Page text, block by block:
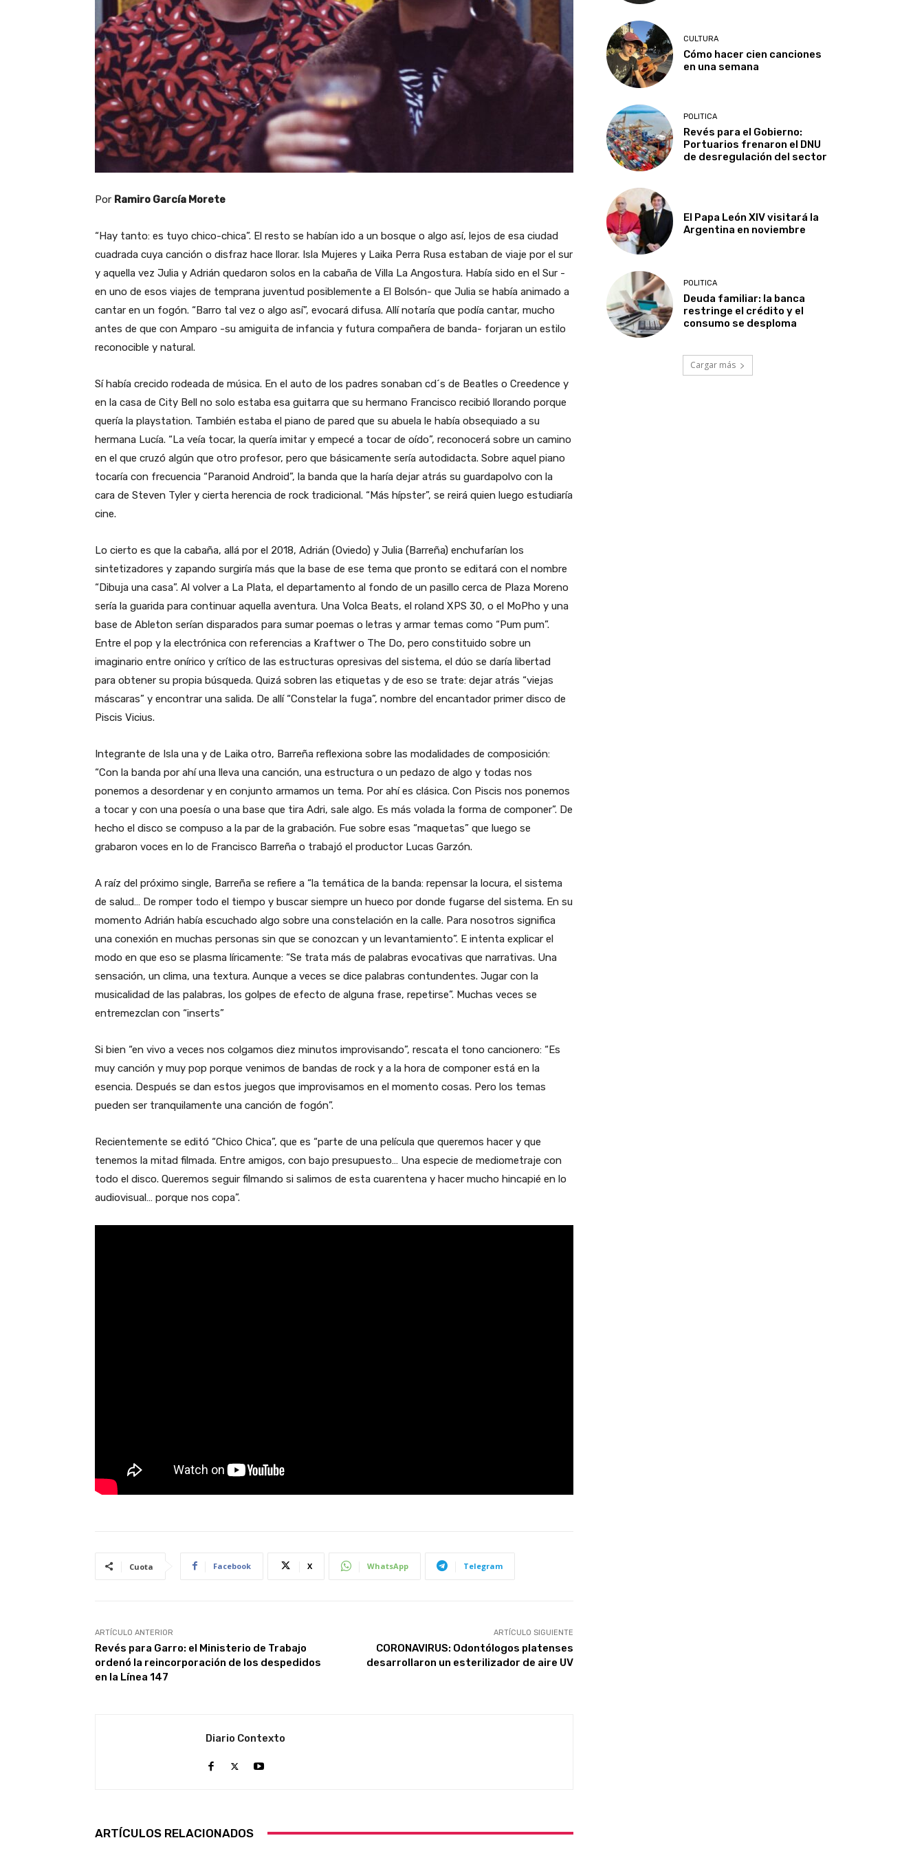
Por Ramiro García Morete
“Hay tanto: es tuyo chico-chica”. El resto se habían ido a un bosque o algo así, lejos de esa ciudad
cuadrada cuya canción o disfraz hace llorar. Isla Mujeres y Laika Perra Rusa estaban de viaje por el sur
y aquella vez Julia y Adrián quedaron solos en la cabaña de Villa La Angostura. Había sido en el Sur -
en uno de esos viajes de temprana juventud posiblemente a El Bolsón- que Julia se había animado a
cantar en un fogón. “Barro tal vez o algo así”, evocará difusa. Allí notaría que podía cantar, mucho
antes de que con Amparo -su amiguita de infancia y futura compañera de banda- forjaran un estilo
reconocible y natural.
Sí había crecido rodeada de música. En el auto de los padres sonaban cd´s de Beatles o Creedence y
en la casa de City Bell no solo estaba esa guitarra que su hermano Francisco recibió llorando porque
quería la playstation. También estaba el piano de pared que su abuela le había obsequiado a su
hermana Lucía. “La veía tocar, la quería imitar y empecé a tocar de oído”, reconocerá sobre un camino
en el que cruzó algún que otro profesor, pero que básicamente sería autodidacta. Sobre aquel piano
tocaría con frecuencia “Paranoid Android”, la banda que la haría dejar atrás su guardapolvo con la
cara de Steven Tyler y cierta herencia de rock tradicional. “Más hípster”, se reirá quien luego estudiaría
cine.
Lo cierto es que la cabaña, allá por el 2018, Adrián (Oviedo) y Julia (Barreña) enchufarían los
sintetizadores y zapando surgiría más que la base de ese tema que pronto se editará con el nombre
“Dibuja una casa”. Al volver a La Plata, el departamento al fondo de un pasillo cerca de Plaza Moreno
sería la guarida para continuar aquella aventura. Una Volca Beats, el roland XPS 30, o el MoPho y una
base de Ableton serían disparados para sumar poemas o letras y armar temas como “Pum pum”.
Entre el pop y la electrónica con referencias a Kraftwer o The Do, pero constituido sobre un
imaginario entre onírico y crítico de las estructuras opresivas del sistema, el dúo se daría libertad
para obtener su propia búsqueda. Quizá sobren las etiquetas y de eso se trate: dejar atrás “viejas
máscaras” y encontrar una salida. De allí “Constelar la fuga”, nombre del encantador primer disco de
Piscis Vicius.
Integrante de Isla una y de Laika otro, Barreña reflexiona sobre las modalidades de composición:
“Con la banda por ahí una lleva una canción, una estructura o un pedazo de algo y todas nos
ponemos a desordenar y en conjunto armamos un tema. Por ahí es clásica. Con Piscis nos ponemos
a tocar y con una poesía o una base que tira Adri, sale algo. Es más volada la forma de componer”. De
hecho el disco se compuso a la par de la grabación. Fue sobre esas “maquetas” que luego se
grabaron voces en lo de Francisco Barreña o trabajó el productor Lucas Garzón.
A raíz del próximo single, Barreña se refiere a “la temática de la banda: repensar la locura, el sistema
de salud… De romper todo el tiempo y buscar siempre un hueco por donde fugarse del sistema. En su
momento Adrián había escuchado algo sobre una constelación en la calle. Para nosotros significa
una conexión en muchas personas sin que se conozcan y un levantamiento”. E intenta explicar el
modo en que eso se plasma líricamente: “Se trata más de palabras evocativas que narrativas. Una
sensación, un clima, una textura. Aunque a veces se dice palabras contundentes. Jugar con la
musicalidad de las palabras, los golpes de efecto de alguna frase, repetirse”. Muchas veces se
entremezclan con “inserts”
Si bien “en vivo a veces nos colgamos diez minutos improvisando”, rescata el tono cancionero: “Es
muy canción y muy pop porque venimos de bandas de rock y a la hora de componer está en la
esencia. Después se dan estos juegos que improvisamos en el momento cosas. Pero los temas
pueden ser tranquilamente una canción de fogón”.
Recientemente se editó “Chico Chica”, que es “parte de una película que queremos hacer y que
tenemos la mitad filmada. Entre amigos, con bajo presupuesto… Una especie de mediometraje con
todo el disco. Queremos seguir filmando si salimos de esta cuarentena y hacer mucho hincapié en lo
audiovisual… porque nos copa”.
Cuota Facebook X WhatsApp Telegram
ARTÍCULO ANTERIOR
Revés para Garro: el Ministerio de Trabajo
ordenó la reincorporación de los despedidos
en la Línea 147
ARTÍCULO SIGUIENTE
CORONAVIRUS: Odontólogos platenses
desarrollaron un esterilizador de aire UV
Diario Contexto
ARTÍCULOS RELACIONADOS
CULTURA
Cómo hacer cien canciones
en una semana
POLITICA
Revés para el Gobierno:
Portuarios frenaron el DNU
de desregulación del sector
El Papa León XIV visitará la
Argentina en noviembre
POLITICA
Deuda familiar: la banca
restringe el crédito y el
consumo se desploma
Cargar más